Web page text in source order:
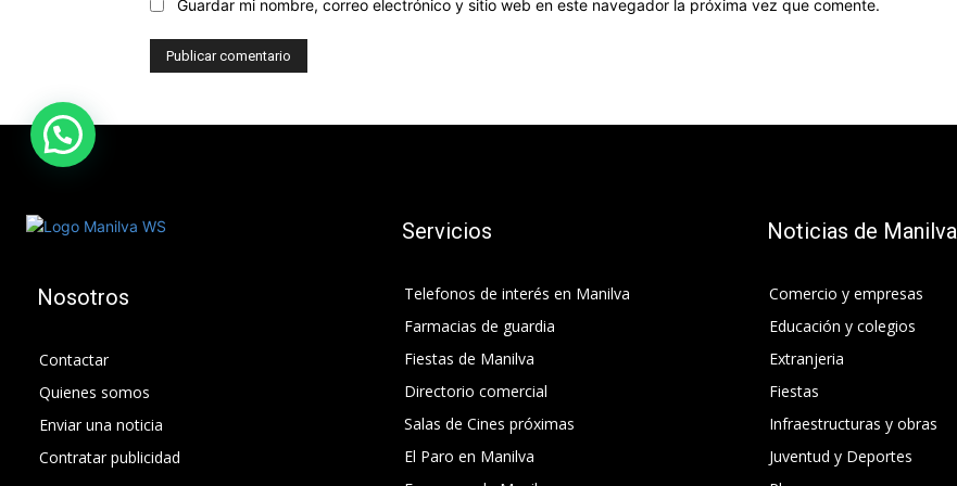
Guardar mi nombre, correo electrónico y sitio web en este navegador la próxima vez que comente.
Nosotros
Contactar
Quienes somos
Enviar una noticia
Contratar publicidad
Servicios
Telefonos de interés en Manilva
Farmacias de guardia
Fiestas de Manilva
Directorio comercial
Salas de Cines próximas
El Paro en Manilva
Noticias de Manilva
Comercio y empresas
Educación y colegios
Extranjeria
Fiestas
Infraestructuras y obras
Juventud y Deportes